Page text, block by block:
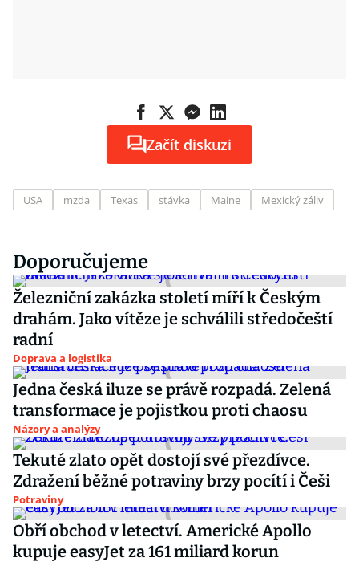
Začít diskuzi
USA mzda Texas stávka Maine Mexický záliv
Doporučujeme
Železniční zakázka století míří k Českým
drahám. Jako vítěze je schválili středočeští
radní
Doprava a logistika
Jedna česká iluze se právě rozpadá. Zelená
transformace je pojistkou proti chaosu
Názory a analýzy
Tekuté zlato opět dostojí své přezdívce.
Zdražení běžné potraviny brzy pocítí i Češi
Potraviny
Obří obchod v letectví. Americké Apollo
kupuje easyJet za 161 miliard korun